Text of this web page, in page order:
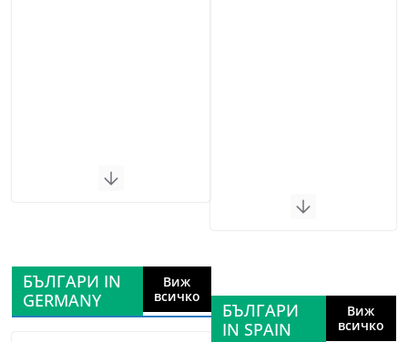
БЪЛГАРИ IN
GERMANY
Виж
всичко
БЪЛГАРИ
IN SPAIN
Виж
всичко